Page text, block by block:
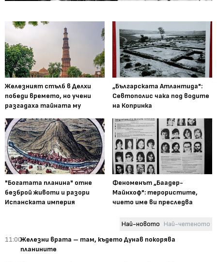
Железният стълб в Делхи
победи времето, но учени
разгадаха тайната му
„Българската Атлантида":
Севтополис чака под водите
на Копринка
"Богатата планина" отне
безброй животи и разори
Испанската империя
Феноменът „Баадер-
Майнхоф": терористите,
чието име ви преследва
Най-новото Най-четеното
11:00Железни врата – там, където Дунав покорява
планините